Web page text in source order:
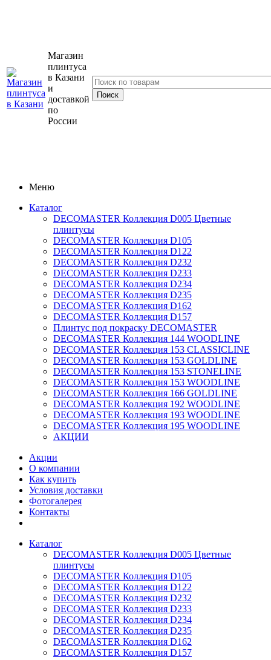
Магазин
плинтуса
Казани
и
доставкой
по
России
Меню
Катало
DECOMASTER Коллекция D005 Цветные
плинтусы
DECOMASTER Коллекция D105
DECOMASTER Коллекция D122
DECOMASTER Коллекция D232
DECOMASTER Коллекция D233
DECOMASTER Коллекция D234
DECOMASTER Коллекция D235
DECOMASTER Коллекция D162
DECOMASTER Коллекция D157
Плинтус под покраску DECOMASTER
DECOMASTER Коллекция 144 WOODLINE
DECOMASTER Коллекция 153 CLASSICLINE
DECOMASTER Коллекция 153 GOLDLINE
DECOMASTER Коллекция 153 STONELINE
DECOMASTER Коллекция 153 WOODLINE
DECOMASTER Коллекция 166 GOLDLINE
DECOMASTER Коллекция 192 WOODLINE
DECOMASTER Коллекция 193 WOODLINE
DECOMASTER Коллекция 195 WOODLINE
АКЦИИ
Акции
О компании
Как купить
Условия доставки
Фотогалерея
Контакты
Катало
DECOMASTER Коллекция D005 Цветные
плинтусы
DECOMASTER Коллекция D105
DECOMASTER Коллекция D122
DECOMASTER Коллекция D232
DECOMASTER Коллекция D233
DECOMASTER Коллекция D234
DECOMASTER Коллекция D235
DECOMASTER Коллекция D162
DECOMASTER Коллекция D157